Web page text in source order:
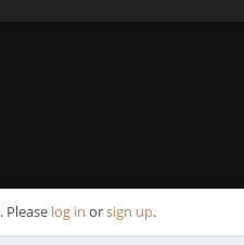
. Please log in orsign up.